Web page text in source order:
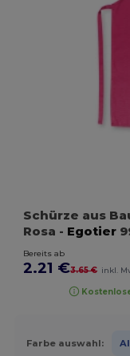
Schürze aus
Rosa - Egotier
Bereits ab
2.21 €3.65 € inkl.
Farbe auswahl: